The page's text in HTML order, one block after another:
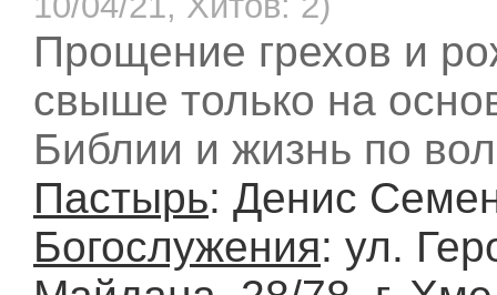
Прощение грехов и
свыше только на
Библии и жизнь по
Пастырь: Денис
Богослужения: ул.